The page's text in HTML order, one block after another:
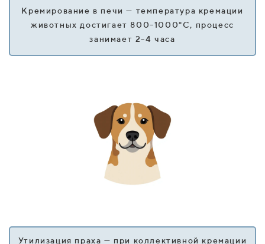
Кремирование в печи — температура кремации
животных достигает 800–1000°C, процесс
занимает 2–4 часа
Утилизация праха — при коллективной кремации